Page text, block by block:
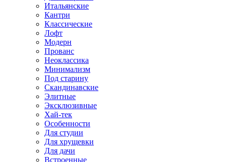
Итальянские
Кантри
Классические
Лофт
Модерн
Прованс
Неоклассика
Минимализм
Под старину
Скандинавские
Элитные
Эксклюзивные
Хай-тек
Особенности
Для студии
Для хрущевки
Для дачи
Встроенные